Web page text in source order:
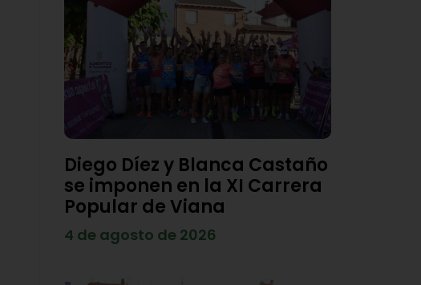
Diego Díez y Blanca Castaño
se imponen en la XI Carrera
Popular de Viana
4 de agosto de 2026